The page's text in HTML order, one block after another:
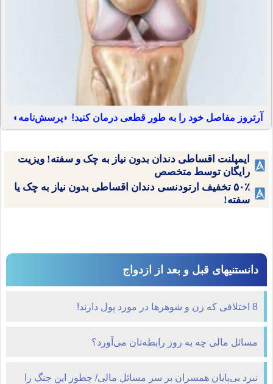
آرتروز مفاصل خود را به طور قطعی درمان کنید! ◗پرسش‌نامه◖
ایمپلنت اقساطی دندان بدون نیاز به چک و سفته! ویزیت
رایگان توسط متخصص
۵۰٪ تخفیف ارتودنسی دندان اقساطی بدون نیاز به چک یا
سفته!
دانستنیهای قبل و بعد از ازدواج
8 اختلافی که زن و شوهرها در مورد پول دارند!
مسائل مالی چه به روز رابطه‌تان می‌آورد؟
نبرد بی‌پایان همسران بر سر مسائل مالی/ چطور این جنگ را